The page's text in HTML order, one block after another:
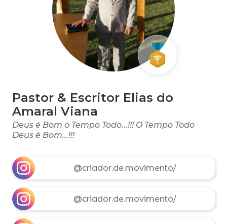
Pastor & Escritor Elias do
Amaral Viana
Deus é Bom o Tempo Todo...!!! O Tempo Todo
Deus é Bom...!!!
@criador.de.movimento/
@criador.de.movimento/